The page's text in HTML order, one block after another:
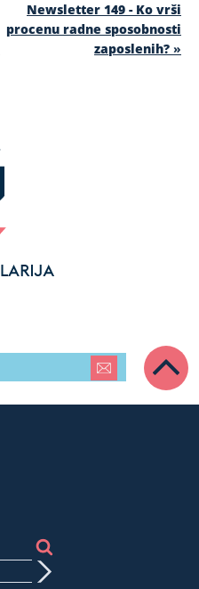
Newsletter 149 - Ko vrši
procenu radne sposobnosti
zaposlenih? »